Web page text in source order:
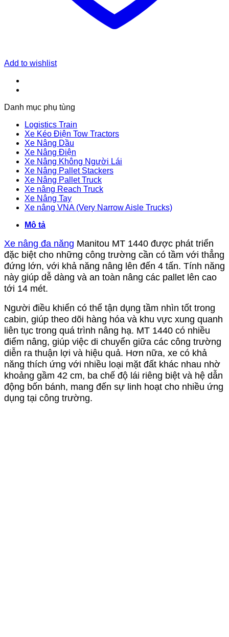
Add to wishlist
Danh mục phụ tùng
Logistics Train
Xe Kéo Điện Tow Tractors
Xe Nâng Dầu
Xe Nâng Điện
Xe Nâng Không Người Lái
Xe Nâng Pallet Stackers
Xe Nâng Pallet Truck
Xe nâng Reach Truck
Xe Nâng Tay
Xe nâng VNA (Very Narrow Aisle Trucks)
Mô tả
Xe nâng đa năng Manitou MT 1440 được phát triển
đặc biệt cho những công trường cần có tầm với thẳng
đứng lớn, với khả năng nâng lên đến 4 tấn. Tính năng
này giúp dễ dàng và an toàn nâng các pallet lên cao
tới 14 mét.
Người điều khiển có thể tận dụng tầm nhìn tốt trong
cabin, giúp theo dõi hàng hóa và khu vực xung quanh
liên tục trong quá trình nâng hạ. MT 1440 có nhiều
điểm nâng, giúp việc di chuyển giữa các công trường
diễn ra thuận lợi và hiệu quả. Hơn nữa, xe có khả
năng thích ứng với nhiều loại mặt đất khác nhau nhờ
khoảng gầm 42 cm, ba chế độ lái riêng biệt và hệ dẫn
động bốn bánh, mang đến sự linh hoạt cho nhiều ứng
dụng tại công trường.